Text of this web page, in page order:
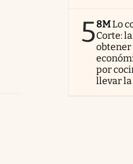
58MLo
Corte:
obtener
por
llevar la